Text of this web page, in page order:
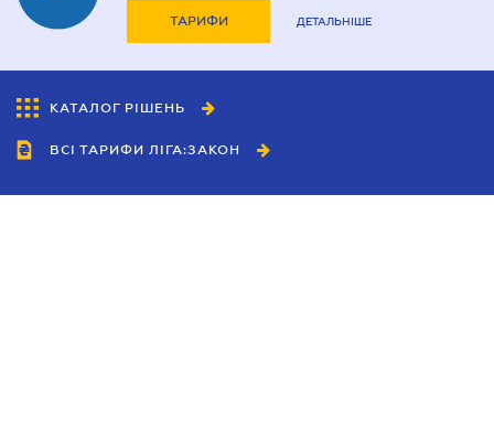
ТАРИФИ ДЕТАЛЬНІШЕ
КАТАЛОГ РІШЕНЬ
ВСІ ТАРИФИ ЛІГА:ЗАКОН